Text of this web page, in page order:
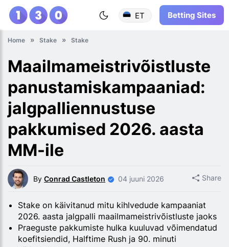
ET Betting Sites
Home Stake Stake
Maailmameistrivõistluste
panustamiskampaaniad:
jalgpalliennustuse
pakkumised 2026. aasta
MM-ile
By Conrad Castleton 04 juuni 2026 Share
Stake on käivitanud mitu kihlvedude kampaaniat
2026. aasta jalgpalli maailmameistrivõistluste jaoks
Praeguste pakkumiste hulka kuuluvad võimendatud
koefitsiendid, Halftime Rush ja 90. minuti